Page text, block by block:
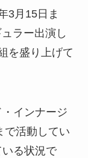
3月15日ま
ラー出演し
を盛り上げて
インナージ
で活動してい
る状況で